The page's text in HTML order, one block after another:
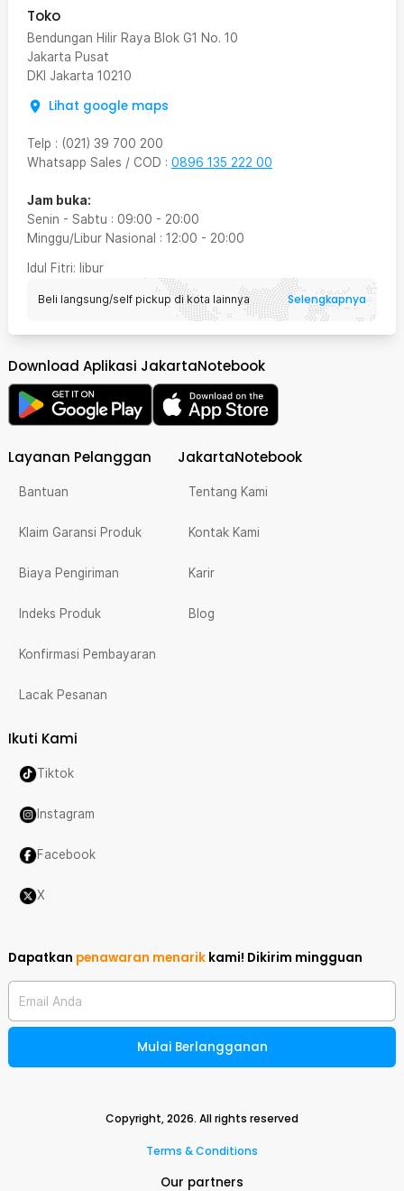
Toko
Bendungan Hilir Raya Blok G1 No. 10
Jakarta Pusat
DKI Jakarta 10210
Lihat google maps
Telp : (021) 39 700 200
Whatsapp Sales / COD : 0896 135 222 00
Jam buka:
Senin - Sabtu : 09:00 - 20:00
Minggu/Libur Nasional : 12:00 - 20:00
Idul Fitri: libur
Beli langsung/self pickup di kota lainnya Selengkapnya
Download Aplikasi JakartaNotebook
Layanan Pelanggan
Bantuan
Klaim Garansi Produk
Biaya Pengiriman
Indeks Produk
Konfirmasi Pembayaran
Lacak Pesanan
JakartaNotebook
Tentang Kami
Kontak Kami
Karir
Blog
Ikuti Kami
Tiktok
Instagram
Facebook
X
Dapatkan penawaran menarik kami! Dikirim mingguan
Email Anda
Mulai Berlangganan
Copyright,2026. All rights reserved
Terms & Conditions
Our partners